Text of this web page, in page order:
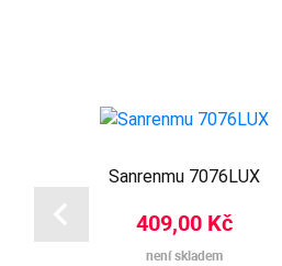
Sanrenmu 7076LUX
409,00 Kč
není skladem